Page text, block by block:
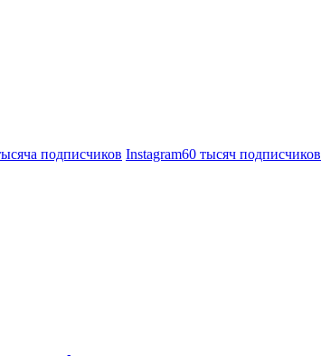
подписчиков Instagram60 тысяч подписчиков